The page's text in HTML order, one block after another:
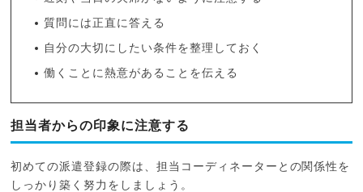
質問には正直に答える
自分の大切にしたい条件を整理しておく
働くことに熱意があることを伝える
担当者からの印象に注意する
初めての派遣登録の際は、担当コーディネーターとの関係性を
しっかり築く努力をしましょう。